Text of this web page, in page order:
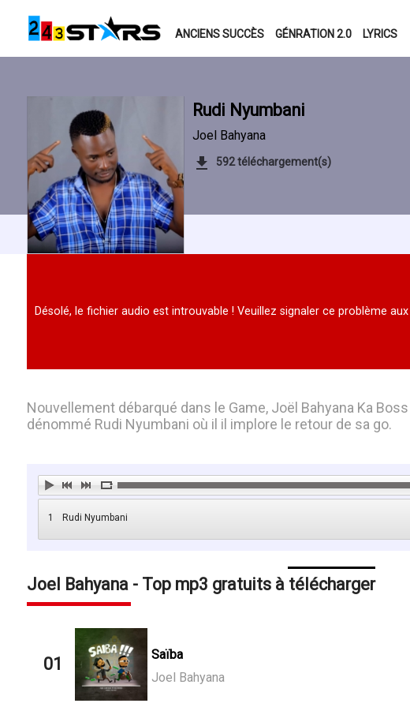
ANCIENS SUCCÈS GÉNRATION 2.0 LYRICS
Rudi Nyumbani
Joel Bahyana
592 téléchargement(s)
Désolé, le fichier audio est introuvable ! Veuillez signaler ce problème
Nouvellement débarqué dans le Game, Joël Bahyana Ka
dénommé Rudi Nyumbani où il il implore le retour de sa go.
1 Rudi Nyumbani
Joel Bahyana - Top mp3 gratuits à télécharger
01
Saïba
Joel Bahyana